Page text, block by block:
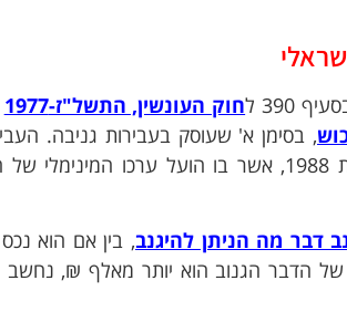
390 ל חוק העונשין, התשל"ז-1977
, בסימן א' שעוסק בעבירות גניבה.
מתיקון מספר 23 לחוק העונשין, בשנת 1988, אשר בו
דבר מה הניתן להיגנב, בין אם הוא
של הדבר הגנוב הוא יותר מאלף ₪,